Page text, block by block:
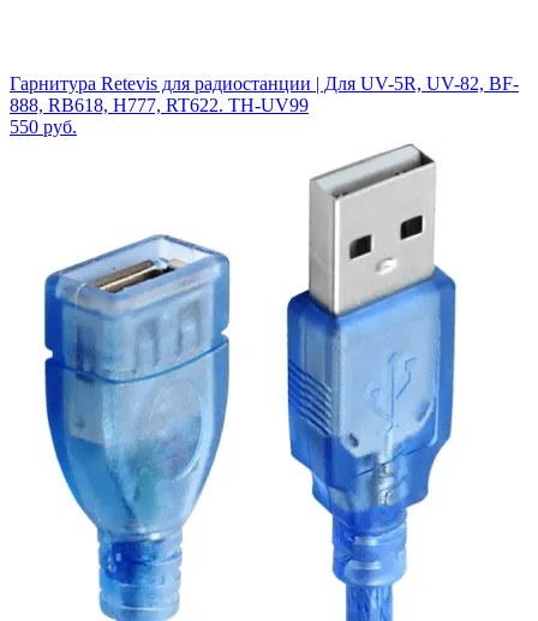
Гарнитура Retevis для радиостанции | Для UV-5R, UV-82, BF-
888, RB618, H777, RT622. TH-UV99
550 руб.